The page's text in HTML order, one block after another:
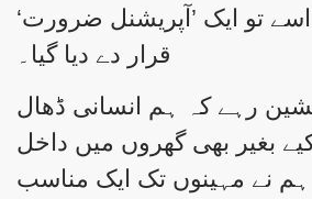
تو ایک ’آپریشنل ضرورت‘
قرار دے دیا گیا۔
رہے کہ ہم انسانی ڈھال
بغیر بھی گھروں میں داخل
نے مہینوں تک ایک مناسب